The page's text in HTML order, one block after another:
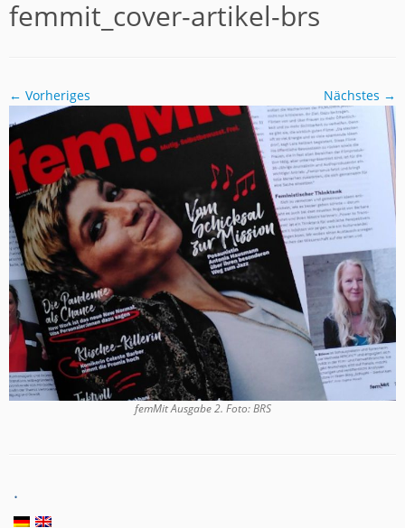
femmit_cover-artikel-brs
← Vorheriges Nächstes →
femMit Ausgabe 2. Foto: BRS
.